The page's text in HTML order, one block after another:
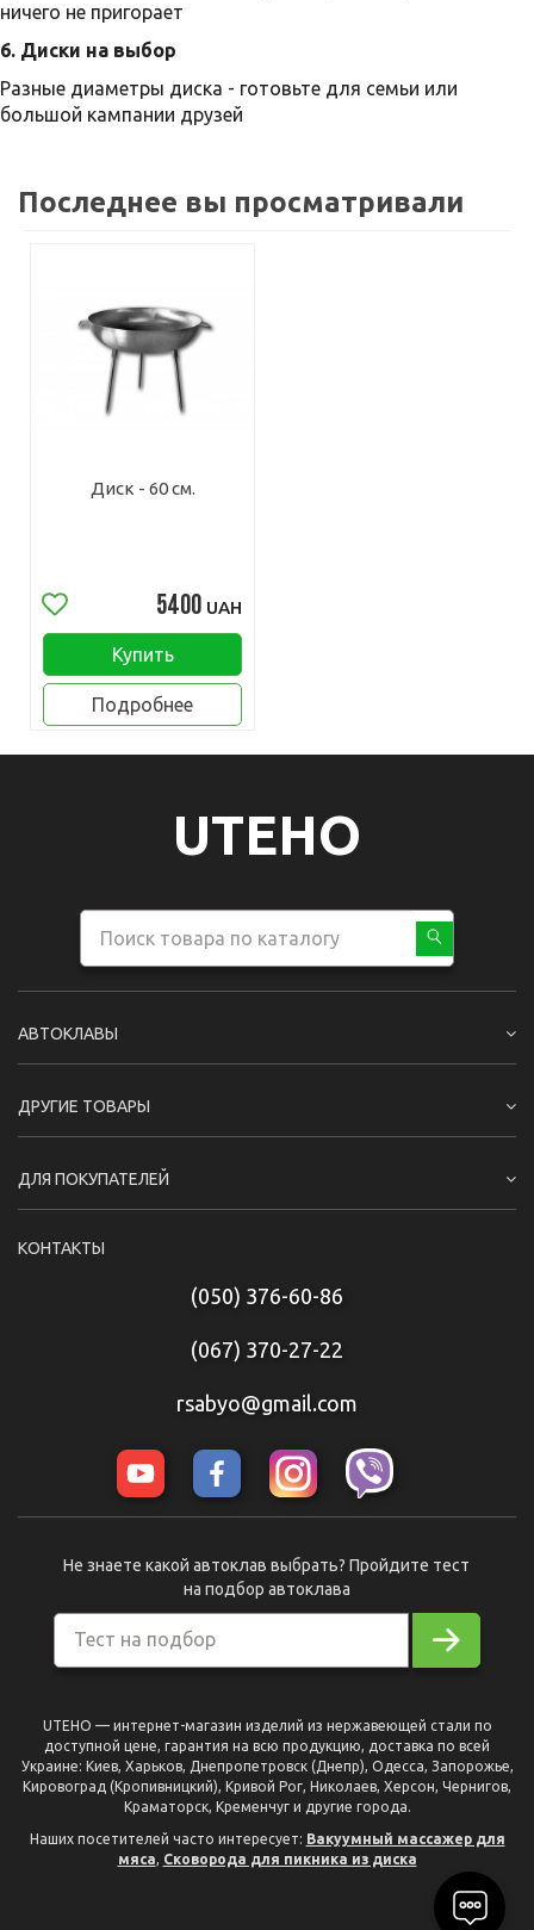
ничего не пригорает
6. Диски на выбор
Разные диаметры диска - готовьте для семьи или
большой кампании друзей
Последнее вы просматривали
Диск - 60 см.
5400 UAH
Купить
Подробнее
UTEHO
АВТОКЛАВЫ
ДРУГИЕ ТОВАРЫ
ДЛЯ ПОКУПАТЕЛЕЙ
КОНТАКТЫ
(050) 376-60-86
(067) 370-27-22
rsabyo@gmail.com
Тест на подбор
Не знаете какой автоклав выбрать? Пройдите тест
на подбор автоклава
UTEHO — интернет-магазин изделий из нержавеющей стали по
доступной цене, гарантия на всю продукцию, доставка по всей
Украине: Киев, Харьков, Днепропетровск (Днепр), Одесса, Запорожье,
Кировоград (Кропивницкий), Кривой Рог, Николаев, Херсон, Чернигов,
Краматорск, Кременчуг и другие города.
Наших посетителей часто интересует: Вакуумный массажер для
мяса, Сковорода для пикника из диска